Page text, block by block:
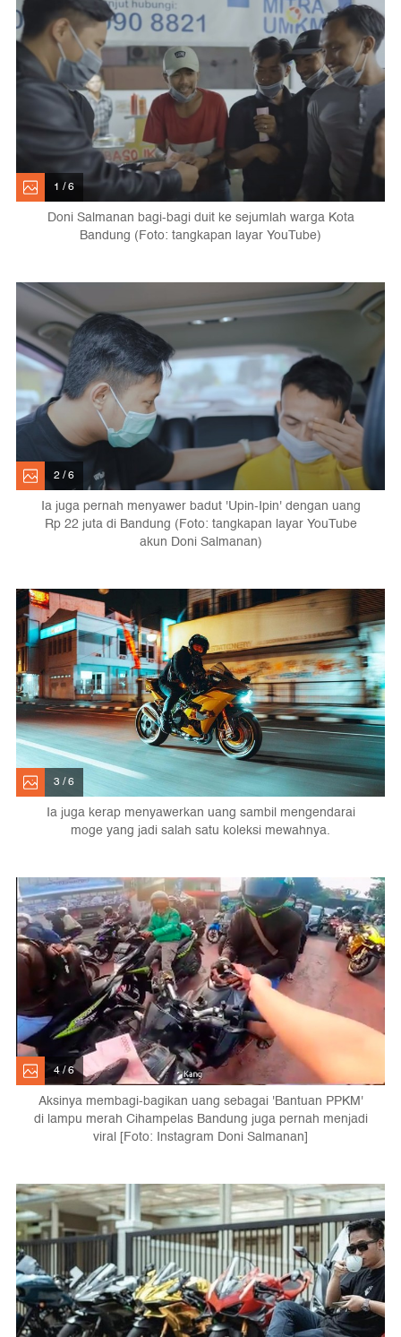
1 / 6
Doni Salmanan bagi-bagi duit ke sejumlah warga Kota
Bandung (Foto: tangkapan layar YouTube)
2 / 6
Ia juga pernah menyawer badut 'Upin-Ipin' dengan uang
Rp 22 juta di Bandung (Foto: tangkapan layar YouTube
akun Doni Salmanan)
3 / 6
Ia juga kerap menyawerkan uang sambil mengendarai
moge yang jadi salah satu koleksi mewahnya.
4 / 6
Aksinya membagi-bagikan uang sebagai 'Bantuan PPKM'
di lampu merah Cihampelas Bandung juga pernah menjadi
viral [Foto: Instagram Doni Salmanan]